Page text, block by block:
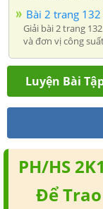
Bài 2 trang 132
Giải bài 2 trang
và đơn vị công
Luyện Bài
PH/HS
Để